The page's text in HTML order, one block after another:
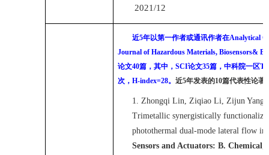
2021/12
近5年以第一作者或通讯作者在Analytical
Journal of Hazardous Materials, Biosensors&
论文40篇，其中， SCI论文35篇，中科院一区T
次， H-index=28。 近5年发表的10篇代表性论著
1. Zhongqi Lin, Ziqiao Li, Zijun
Trimetallic synergistically
photothermal dual-mode lateral flow
Sensors and Actuators: B. Chemical